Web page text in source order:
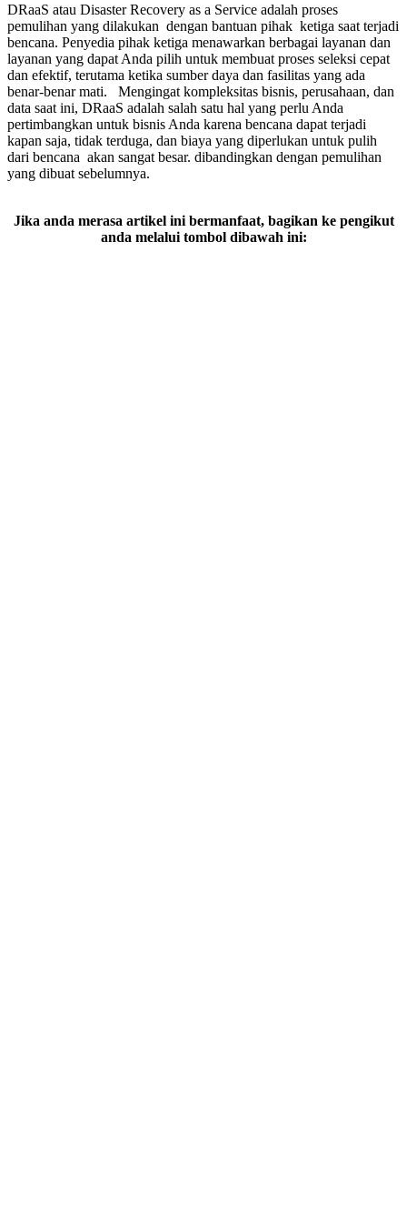
DRaaS atau Disaster Recovery as a Service adalah proses
pemulihan yang dilakukan dengan bantuan pihak ketiga saat terjadi
bencana. Penyedia pihak ketiga menawarkan berbagai layanan dan
layanan yang dapat Anda pilih untuk membuat proses seleksi cepat
dan efektif, terutama ketika sumber daya dan fasilitas yang ada
benar-benar mati. Mengingat kompleksitas bisnis, perusahaan, dan
data saat ini, DRaaS adalah salah satu hal yang perlu Anda
pertimbangkan untuk bisnis Anda karena bencana dapat terjadi
kapan saja, tidak terduga, dan biaya yang diperlukan untuk pulih
dari bencana akan sangat besar. dibandingkan dengan pemulihan
yang dibuat sebelumnya.
Jika anda merasa artikel ini bermanfaat, bagikan ke pengikut
anda melalui tombol dibawah ini: